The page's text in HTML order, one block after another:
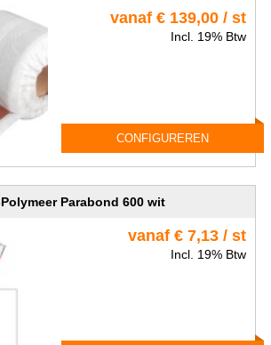
vanaf € 139,00 / st
Incl. 19% Btw
CONFIGUREREN
Polymeer Parabond 600 wit
vanaf € 7,13 / st
Incl. 19% Btw